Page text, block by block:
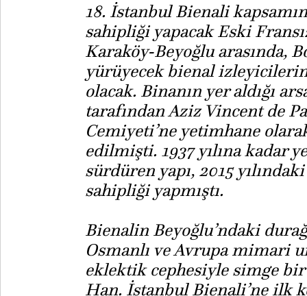
18. İstanbul Bienali
sahipliği yapacak Eski
Karaköy-Beyoğlu arasında,
yürüyecek bienal
olacak. Binanın yer aldığı
tarafından Aziz Vincent de
Cemiyeti’ne yetimhane
edilmişti. 1937 yılına kadar
sürdüren yapı, 2015
sahipliği yapmıştı.
Bienalin Beyoğlu’ndaki
Osmanlı ve Avrupa mimari
eklektik cephesiyle simge bir
Han. İstanbul Bienali’ne ilk